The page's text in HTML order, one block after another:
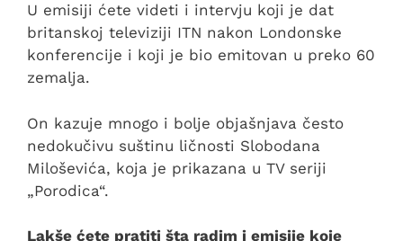
U emisiji ćete videti i intervju koji je dat
britanskoj televiziji ITN nakon Londonske
konferencije i koji je bio emitovan u preko 60
zemalja.
On kazuje mnogo i bolje objašnjava često
nedokučivu suštinu ličnosti Slobodana
Miloševića, koja je prikazana u TV seriji
„Porodica“.
Lakše ćete pratiti šta radim i emisije koje